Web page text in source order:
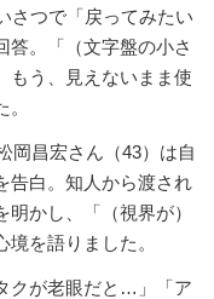
さつで「戻ってみたい
答。「（文字盤の小さ
もう、見えないまま使
岡昌宏さん（43）は自
告白。知人から渡され
かし、「（視界が）
を語りました。
クが老眼だと…」「ア